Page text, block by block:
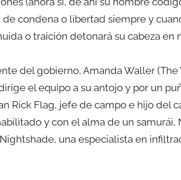
condena o libertad siempre y
o traición detonará su cabeza en
del gobierno, Amanda Waller
el equipo a su antojo y por un
Rick Flag, jefe de campo e hijo del
y con el alma de un
una especialista en